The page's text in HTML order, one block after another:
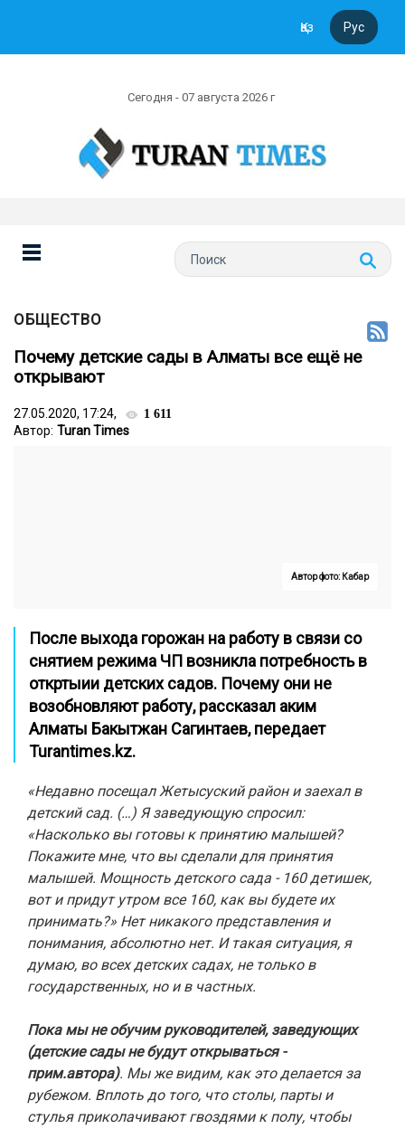
Қаз Рус
Сегодня - 07 августа 2026 г
ОБЩЕСТВО
Почему детские сады в Алматы все ещё не
открывают
27.05.2020, 17:24, 1 611
Автор: Turan Times
Автор фото: Кабар
После выхода горожан на работу в связи со
снятием режима ЧП возникла потребность в
откртыии детских садов. Почему они не
возобновляют работу, рассказал аким
Алматы Бакытжан Сагинтаев, передает
Turantimes.kz.
«Недавно посещал Жетысуский район и заехал в
детский сад. (…) Я заведующую спросил:
«Насколько вы готовы к принятию малышей?
Покажите мне, что вы сделали для принятия
малышей. Мощность детского сада - 160 детишек,
вот и придут утром все 160, как вы будете их
принимать?» Нет никакого представления и
понимания, абсолютно нет. И такая ситуация, я
думаю, во всех детских садах, не только в
государственных, но и в частных.
Пока мы не обучим руководителей, заведующих
(детские сады не будут открываться -
прим.автора). Мы же видим, как это делается за
рубежом. Вплоть до того, что столы, парты и
стулья приколачивают гвоздями к полу, чтобы